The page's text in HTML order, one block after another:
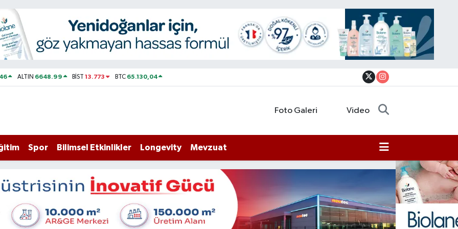
ALTIN 6648.99 BİST13.773 BTC 65.130,04
Foto Galeri Video
Spor Bilimsel Etkinlikler Longevity Mevzuat